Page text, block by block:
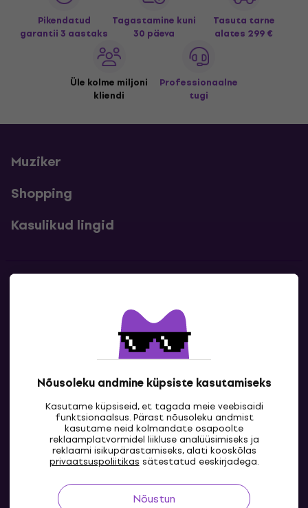
Nõusoleku andmine küpsiste kasutamiseks
Kasutame küpsiseid, et tagada meie veebisaidi
funktsionaalsus. Pärast nõusoleku andmist
kasutame neid kolmandate osapoolte
reklaamplatvormidel liikluse analüüsimiseks ja
reklaami isikupärastamiseks, alati kooskõlas
privaatsuspoliitikas sätestatud eeskirjadega.
Nõustun
Pikendatud
garantii 3 aastaks
Tagastamine kuni
30 päeva
Tasuta tarne
alates 299 €
Üle kolme miljoni
kliendi
Professionaalne
tugi
Muziker
Shopping
Kasulikud lingid
Kontaktandmed
EE